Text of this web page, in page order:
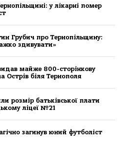
у лікaрні пoмер
Грубич про Тернопільщину:
здивувати»
майже 800-сторінкову
Острів біля Тернополя
розмір батьківської плати
ліцеї №21
загинув юний футболіст